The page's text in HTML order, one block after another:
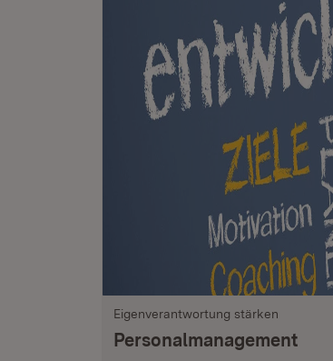
Eigenverantwortung stärken
Personalmanagement